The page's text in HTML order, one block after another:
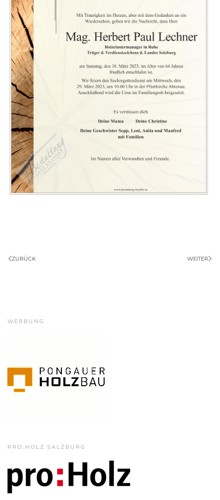
ZURÜCK WEITER
WERBUNG
PRO:HOLZ SALZBURG